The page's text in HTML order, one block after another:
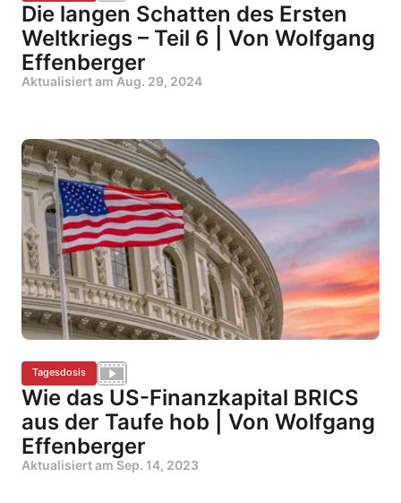
Die langen Schatten des Ersten
Weltkriegs – Teil 6 | Von Wolfgang
Effenberger
Aktualisiert am Aug. 29, 2024
Tagesdosis
Wie das US-Finanzkapital BRICS
aus der Taufe hob | Von Wolfgang
Effenberger
Aktualisiert am Sep. 14, 2023